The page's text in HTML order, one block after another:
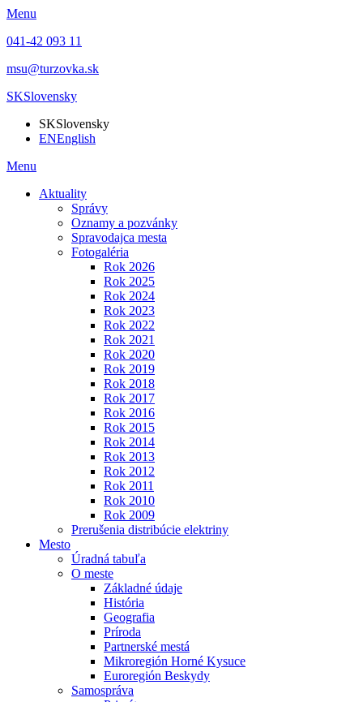
Menu
041-42 093 11
msu@turzovka.sk
SKSlovensky
SKSlovensky
ENEnglish
Menu
Aktuality
Správy
Oznamy a pozvánky
Spravodajca mesta
Fotogaléria
Rok 2026
Rok 2025
Rok 2024
Rok 2023
Rok 2022
Rok 2021
Rok 2020
Rok 2019
Rok 2018
Rok 2017
Rok 2016
Rok 2015
Rok 2014
Rok 2013
Rok 2012
Rok 2011
Rok 2010
Rok 2009
Prerušenia distribúcie elektriny
Mesto
Úradná tabuľa
O meste
Základné údaje
História
Geografia
Príroda
Partnerské mestá
Mikroregión Horné Kysuce
Euroregión Beskydy
Samospráva